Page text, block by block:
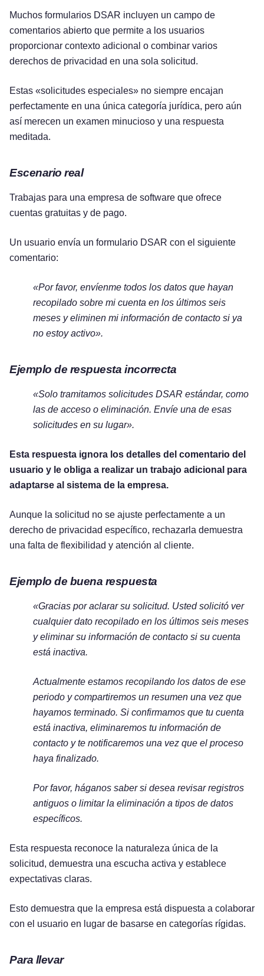
Muchos formularios DSAR incluyen un campo de
comentarios abierto que permite a los usuarios
proporcionar contexto adicional o combinar varios
derechos de privacidad en una sola solicitud.
Estas «solicitudes especiales» no siempre encajan
perfectamente en una única categoría jurídica, pero aún
así merecen un examen minucioso y una respuesta
meditada.
Escenario real
Trabajas para una empresa de software que ofrece
cuentas gratuitas y de pago.
Un usuario envía un formulario DSAR con el siguiente
comentario:
«Por favor, envíenme todos los datos que hayan
recopilado sobre mi cuenta en los últimos seis
meses y eliminen mi información de contacto si ya
no estoy activo».
Ejemplo de respuesta incorrecta
«Solo tramitamos solicitudes DSAR estándar, como
las de acceso o eliminación. Envíe una de esas
solicitudes en su lugar».
Esta respuesta ignora los detalles del comentario del
usuario y le obliga a realizar un trabajo adicional para
adaptarse al sistema de la empresa.
Aunque la solicitud no se ajuste perfectamente a un
derecho de privacidad específico, rechazarla demuestra
una falta de flexibilidad y atención al cliente.
Ejemplo de buena respuesta
«Gracias por aclarar su solicitud. Usted solicitó ver
cualquier dato recopilado en los últimos seis meses
y eliminar su información de contacto si su cuenta
está inactiva.
Actualmente estamos recopilando los datos de ese
periodo y compartiremos un resumen una vez que
hayamos terminado. Si confirmamos que tu cuenta
está inactiva, eliminaremos tu información de
contacto y te notificaremos una vez que el proceso
haya finalizado.
Por favor, háganos saber si desea revisar registros
antiguos o limitar la eliminación a tipos de datos
específicos.
Esta respuesta reconoce la naturaleza única de la
solicitud, demuestra una escucha activa y establece
expectativas claras.
Esto demuestra que la empresa está dispuesta a colaborar
con el usuario en lugar de basarse en categorías rígidas.
Para llevar